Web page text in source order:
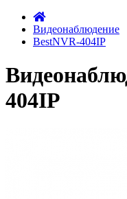
Видеонаблюдение
BestNVR-404IP
404IP